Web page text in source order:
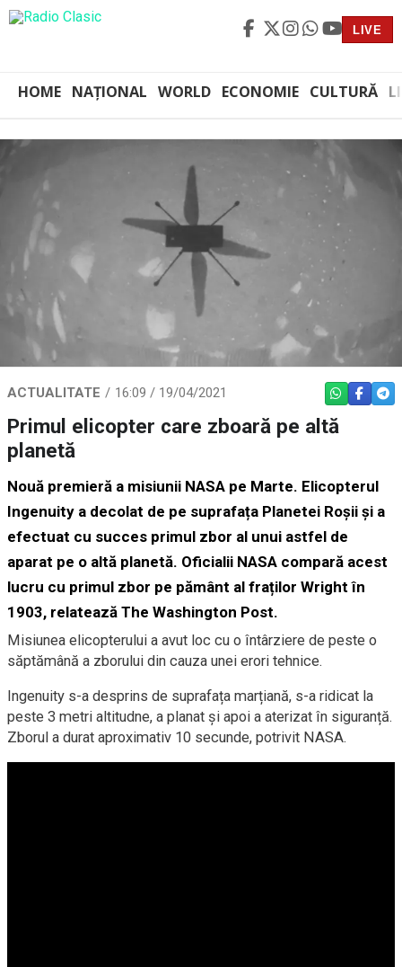
LIVE
HOME NAȚIONAL WORLD ECONOMIE CULTURĂ
ACTUALITATE 16:09 / 19/04/2021 WHATSAPP
Primul elicopter care zboară pe altă
planetă
Nouă premieră a misiunii NASA pe Marte. Elicopterul
Ingenuity a decolat de pe suprafața Planetei Roșii și a
efectuat cu succes primul zbor al unui astfel de
aparat pe o altă planetă. Oficialii NASA compară acest
lucru cu primul zbor pe pământ al fraților Wright în
1903, relatează The Washington Post.
Misiunea elicopterului a avut loc cu o întârziere de peste o
săptămână a zborului din cauza unei erori tehnice.
Ingenuity s-a desprins de suprafața marțiană, s-a ridicat la
peste 3 metri altitudne, a planat și apoi a aterizat în siguranță.
Zborul a durat aproximativ 10 secunde, potrivit NASA.